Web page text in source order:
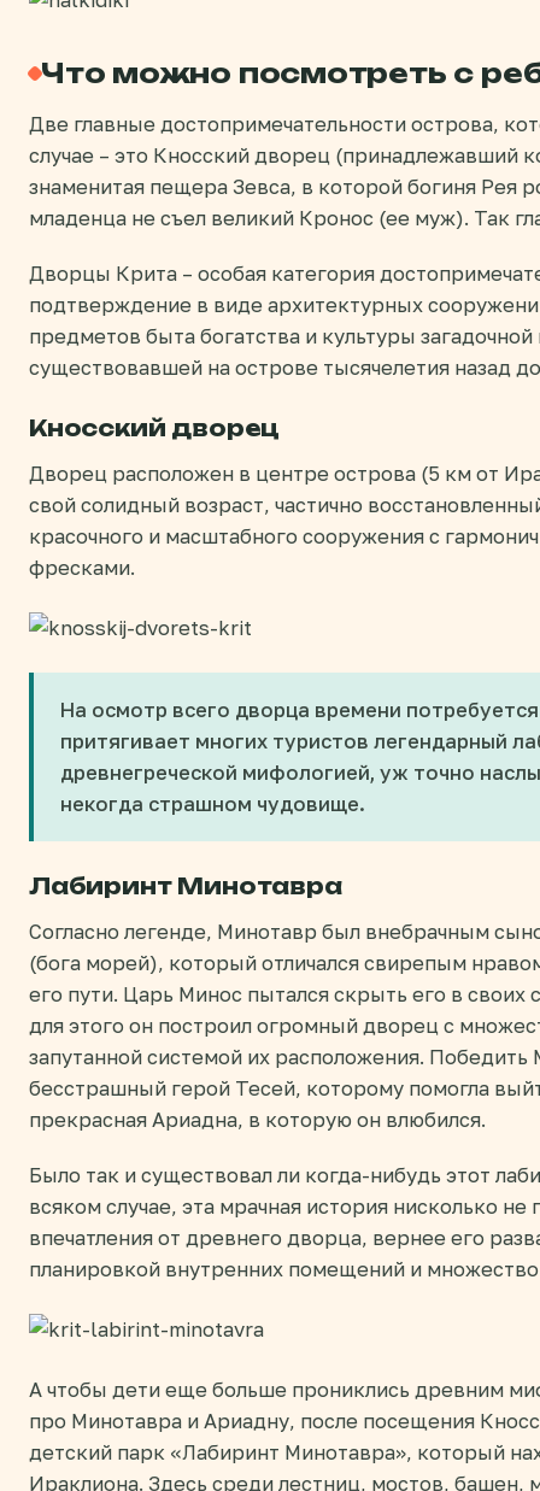
Что можно посмотреть с
Две главные достопримечательности острова,
случае – это Кносский дворец (принадлежавший
знаменитая пещера Зевса, в которой богиня Рея
младенца не съел великий Кронос (ее муж). Так
Дворцы Крита – особая категория
подтверждение в виде архитектурных
предметов быта богатства и культуры
существовавшей на острове тысячелетия назад
Кносский дворец
Дворец расположен в центре острова (5 км от
свой солидный возраст, частично
красочного и масштабного сооружения с
фресками.
На осмотр всего дворца времени
притягивает многих туристов легендарный
древнегреческой мифологией, уж точно
некогда страшном чудовище.
Лабиринт Минотавра
Согласно легенде, Минотавр был внебрачным
(бога морей), который отличался свирепым
его пути. Царь Минос пытался скрыть его в своих
для этого он построил огромный дворец с
запутанной системой их расположения. Победить
бесстрашный герой Тесей, которому помогла
прекрасная Ариадна, в которую он влюбился.
Было так и существовал ли когда-нибудь этот
всяком случае, эта мрачная история нисколько не
впечатления от древнего дворца, вернее его
планировкой внутренних помещений и
А чтобы дети еще больше прониклись древним
про Минотавра и Ариадну, после посещения
детский парк «Лабиринт Минотавра», который
Ираклиона. Здесь среди лестниц, мостов, башен,